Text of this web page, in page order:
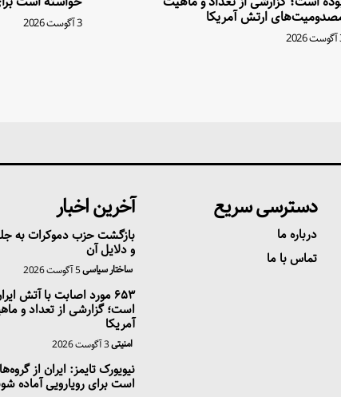
ارتش آمریکا 3 آگوست 2026
دسترسی سریع
درباره ما
تماس با ما
آخرین اخبار
بازگشت حزب دموکرات به
و دلایل آن
ساختار سیاسی5 آگوست 2026
۶۵۳ مورد اصابت با آتش
است؛ گزارشی از تعداد و
آمریکا
امنیتی3 آگوست 2026
نیویورک تایمز: ایران از
است برای رویارویی آماده